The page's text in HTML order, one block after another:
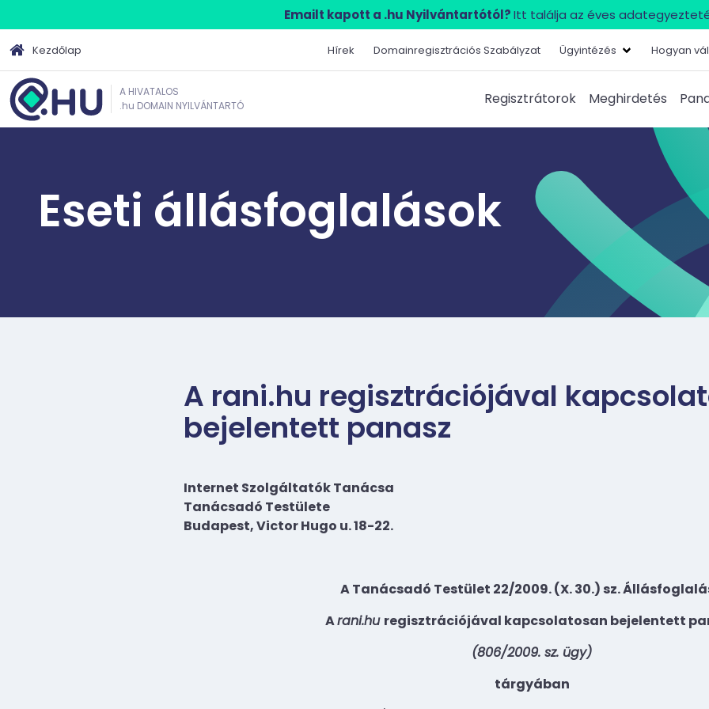
Emailt kapott a .hu Nyilvántartótól?Itt találja az éves
Kezdőlap Hírek Domainregisztrációs Szabályzat Ügyintézés Hogyan
A HIVATALOS
.hu DOMAIN NYILVÁNTARTÓ
Regisztrátorok Meghirdetés
Eseti állásfoglalások
A rani.hu regisztrációjával
bejelentett panasz
Internet Szolgáltatók Tanácsa
Tanácsadó Testülete
Budapest, Victor Hugo u. 18-22.
A Tanácsadó Testület 22/2009. (X. 30.) sz.
Arani.hu regisztrációjával kapcsolatosan bejelentett
(806/2009. sz. ügy)
tárgyában